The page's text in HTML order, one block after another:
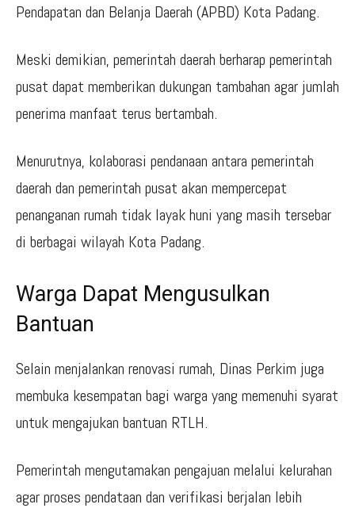
Pendapatan dan Belanja Daerah (APBD) Kota Padang.
Meski demikian, pemerintah daerah berharap pemerintah
pusat dapat memberikan dukungan tambahan agar jumlah
penerima manfaat terus bertambah.
Menurutnya, kolaborasi pendanaan antara pemerintah
daerah dan pemerintah pusat akan mempercepat
penanganan rumah tidak layak huni yang masih tersebar
di berbagai wilayah Kota Padang.
Warga Dapat Mengusulkan
Bantuan
Selain menjalankan renovasi rumah, Dinas Perkim juga
membuka kesempatan bagi warga yang memenuhi syarat
untuk mengajukan bantuan RTLH.
Pemerintah mengutamakan pengajuan melalui kelurahan
agar proses pendataan dan verifikasi berjalan lebih